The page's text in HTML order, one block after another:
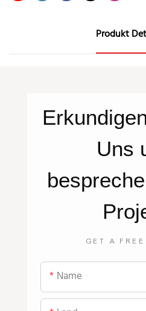
Produkt
Uns
GET A
Name